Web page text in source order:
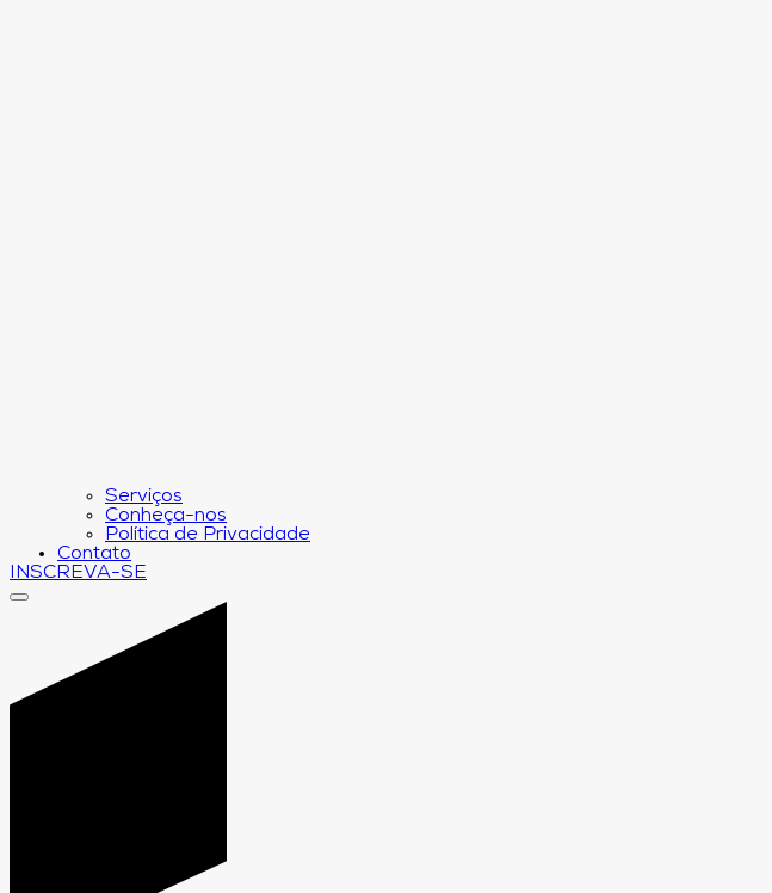
Serviços
Conheça-nos
Política de Privacidade
Contato
INSCREVA-SE